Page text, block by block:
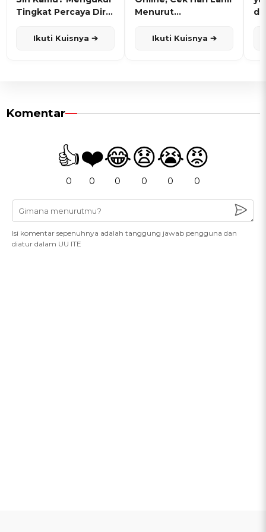
Tingkat Percaya Diri
Ikuti Kuisnya ➔
Menurut
Ikuti Kuisnya ➔
Komentar
👍
0
❤️
0
😂
0
😧
0
😭
0
😡
0
Isi komentar sepenuhnya adalah tanggung jawab pengguna dan
diatur dalam UU ITE